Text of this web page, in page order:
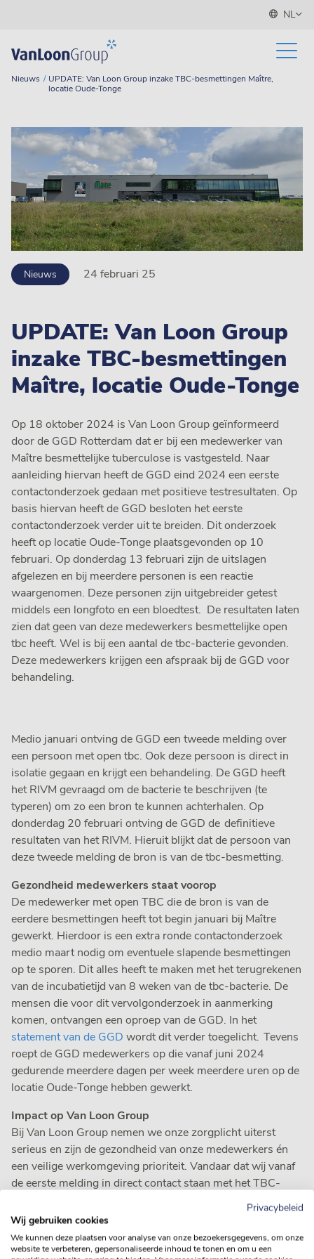
NL
Nieuws
UPDATE: Van Loon Group inzake TBC-besmettingen Maître,
locatie Oude-Tonge
Nieuws 24 februari 25
UPDATE: Van Loon Group
inzake TBC-besmettingen
Maître, locatie Oude-Tonge
Op 18 oktober 2024 is Van Loon Group geïnformeerd
door de GGD Rotterdam dat er bij een medewerker van
Maître besmettelijke tuberculose is vastgesteld. Naar
aanleiding hiervan heeft de GGD eind 2024 een eerste
contactonderzoek gedaan met positieve testresultaten. Op
basis hiervan heeft de GGD besloten het eerste
contactonderzoek verder uit te breiden. Dit onderzoek
heeft op locatie Oude-Tonge plaatsgevonden op 10
februari. Op donderdag 13 februari zijn de uitslagen
afgelezen en bij meerdere personen is een reactie
waargenomen. Deze personen zijn uitgebreider getest
middels een longfoto en een bloedtest. De resultaten laten
zien dat geen van deze medewerkers besmettelijke open
tbc heeft. Wel is bij een aantal de tbc-bacterie gevonden.
Deze medewerkers krijgen een afspraak bij de GGD voor
behandeling.
Medio januari ontving de GGD een tweede melding over
een persoon met open tbc. Ook deze persoon is direct in
isolatie gegaan en krijgt een behandeling. De GGD heeft
het RIVM gevraagd om de bacterie te beschrijven (te
typeren) om zo een bron te kunnen achterhalen. Op
donderdag 20 februari ontving de GGD de definitieve
resultaten van het RIVM. Hieruit blijkt dat de persoon van
deze tweede melding de bron is van de tbc-besmetting.
Gezondheid medewerkers staat voorop
De medewerker met open TBC die de bron is van de
eerdere besmettingen heeft tot begin januari bij Maître
gewerkt. Hierdoor is een extra ronde contactonderzoek
medio maart nodig om eventuele slapende besmettingen
op te sporen. Dit alles heeft te maken met het terugrekenen
van de incubatietijd van 8 weken van de tbc-bacterie. De
mensen die voor dit vervolgonderzoek in aanmerking
komen, ontvangen een oproep van de GGD. In het
statement van de GGD wordt dit verder toegelicht. Tevens
roept de GGD medewerkers op die vanaf juni 2024
gedurende meerdere dagen per week meerdere uren op de
locatie Oude-Tonge hebben gewerkt.
Impact op Van Loon Group
Bij Van Loon Group nemen we onze zorgplicht uiterst
serieus en zijn de gezondheid van onze medewerkers én
een veilige werkomgeving prioriteit. Vandaar dat wij vanaf
de eerste melding in direct contact staan met het TBC-
expertteam van de GGD en hun adviezen en maatregelen
nauwgezet opvolgen. Van Loon Group informeert haar
medewerkers via informatiesessies, informatiemateriaal
van de GGD en regelmatige updates op de locatie Oude-
Privacybeleid
Wij gebruiken cookies
We kunnen deze plaatsen voor analyse van onze bezoekersgegevens, om onze
website te verbeteren, gepersonaliseerde inhoud te tonen en om u een